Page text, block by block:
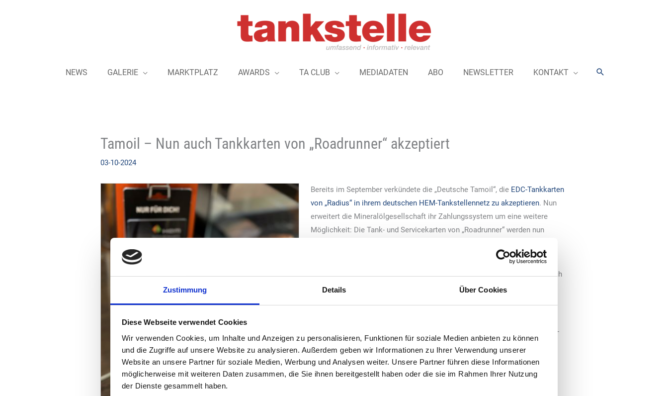
Zustimmung Details Über Cookies
Diese Webseite verwendet Cookies
Wir verwenden Cookies, um Inhalte und Anzeigen zu personalisieren, Funktionen für soziale Medien anbieten zu können
und die Zugriffe auf unsere Website zu analysieren. Außerdem geben wir Informationen zu Ihrer Verwendung unserer
Website an unsere Partner für soziale Medien, Werbung und Analysen weiter. Unsere Partner führen diese Informationen
möglicherweise mit weiteren Daten zusammen, die Sie ihnen bereitgestellt haben oder die sie im Rahmen Ihrer Nutzung
der Dienste gesammelt haben.
NEWS GALERIE MARKTPLATZ AWARDS TA CLUB MEDIADATEN ABO NEWSLETTER KONTAKT Suchen
Tamoil – Nun auch Tankkarten von „Roadrunner“ akzeptiert
03-10-2024
Bereits im September verkündete die „Deutsche Tamoil“, die EDC-Tankkarten
von „Radius“ in ihrem deutschen HEM-Tankstellennetz zu akzeptieren. Nun
erweitert die Mineralölgesellschaft ihr Zahlungssystem um eine weitere
Möglichkeit: Die Tank- und Servicekarten von „Roadrunner“ werden nun
Per Anfang Oktober 2024 wurde der technische Rollout zur Akzeptanz der
Roadrunner Tank- und Servicekarte an rund 400 HEM-Tankstellen erfolgreich
abgeschlossen.
Für Ingo Meyer, Geschäftsführer der Roadrunner Service GmbH, stellt die
bedeutenden Schritt zur flächendeckenden Akzeptanz der Roadrunner Tank-
und Servicekarte deutschlandweit dar. „Mit den HEM-Tankstellen wächst
unser Roadrunner-Akzeptanzstellennetz auf mehr als 2.200 Tankstellen in
Deutschland nicht nur quantitativ an, sondern Roadrunner-Kunden erhalten